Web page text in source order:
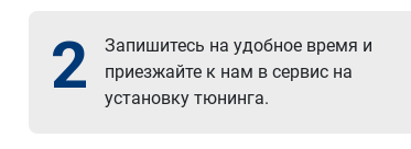
2
Запишитесь на удобное время и
приезжайте к нам в сервис на
установку тюнинга.